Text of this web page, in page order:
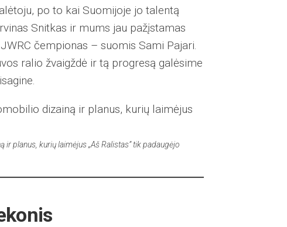
po to kai Suomijoje jo talentą
Snitkas ir mums jau pažįstamas
čempionas – suomis Sami Pajari.
ralio žvaigždė ir tą progresą galėsime
planus, kurių laimėjus „Aš Ralistas” tik padaugėjo